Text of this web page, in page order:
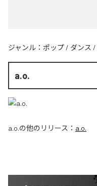
ジャンル： ポップ / ダンス /
a.o.
a.o.の他のリリース： a.o.